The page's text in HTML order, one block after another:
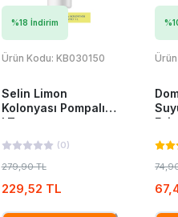
%18 İndirim
Ürün Kodu: KB030150
Selin Limon
Kolonyası Pompalı 1
LT
(0)
279,90 TL
229,52 TL
%